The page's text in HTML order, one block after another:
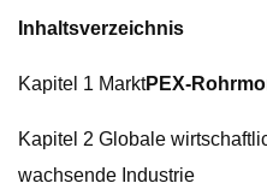
Inhaltsverzeichnis
Kapitel 1 MarktPEX-
Kapitel 2 Globale
wachsende Industrie